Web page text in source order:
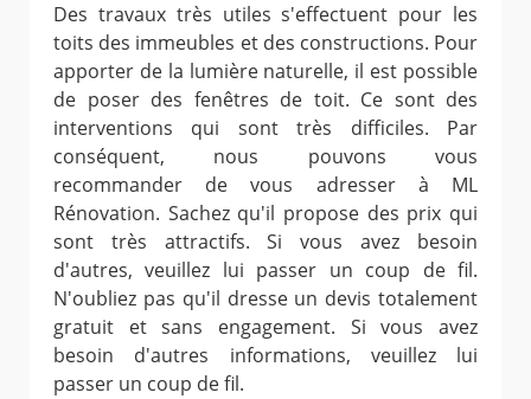
Des travaux très utiles s'effectuent pour les
toits des immeubles et des constructions. Pour
apporter de la lumière naturelle, il est possible
de poser des fenêtres de toit. Ce sont des
interventions qui sont très difficiles. Par
conséquent, nous pouvons vous
recommander de vous adresser à ML
Rénovation. Sachez qu'il propose des prix qui
sont très attractifs. Si vous avez besoin
d'autres, veuillez lui passer un coup de fil.
N'oubliez pas qu'il dresse un devis totalement
gratuit et sans engagement. Si vous avez
besoin d'autres informations, veuillez lui
passer un coup de fil.